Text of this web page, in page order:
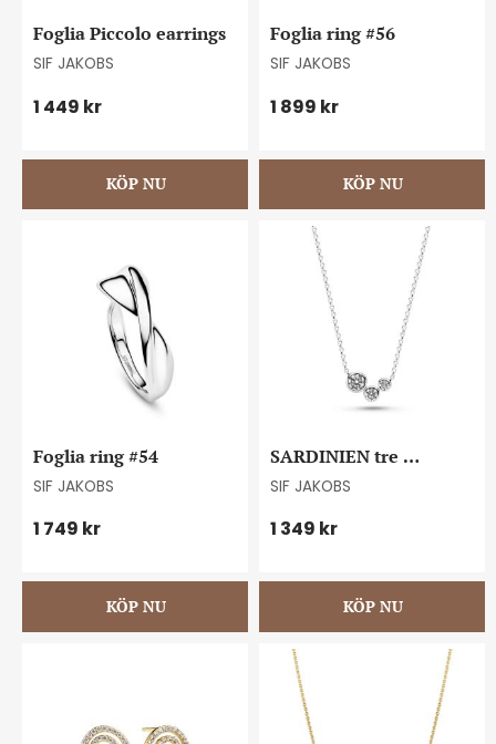
Foglia Piccolo earrings
SIF JAKOBS
1 449 kr
Foglia ring #56
SIF JAKOBS
1 899 kr
Foglia ring #54
SIF JAKOBS
1 749 kr
SARDINIEN tre
necklace
SIF JAKOBS
1 349 kr